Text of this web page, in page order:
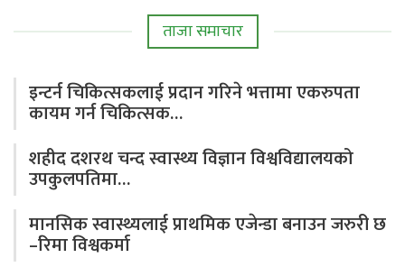
ताजा समाचार
इन्टर्न चिकित्सकलाई प्रदान गरिने भत्तामा एकरुपता
कायम गर्न चिकित्सक…
शहीद दशरथ चन्द स्वास्थ्य विज्ञान विश्वविद्यालयको
उपकुलपतिमा…
मानसिक स्वास्थ्यलाई प्राथमिक एजेन्डा बनाउन जरुरी छ
–रिमा विश्वकर्मा